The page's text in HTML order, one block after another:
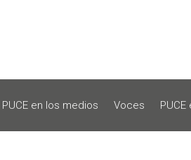
PUCE en los medios Voces